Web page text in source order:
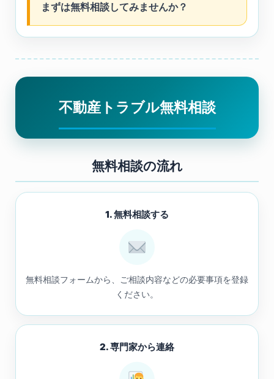
まずは無料相談してみませんか？
不動産トラブル無料相談
無料相談の流れ
1. 無料相談する
無料相談フォームから、ご相談内容などの必要事項を登録
ください。
2. 専門家から連絡